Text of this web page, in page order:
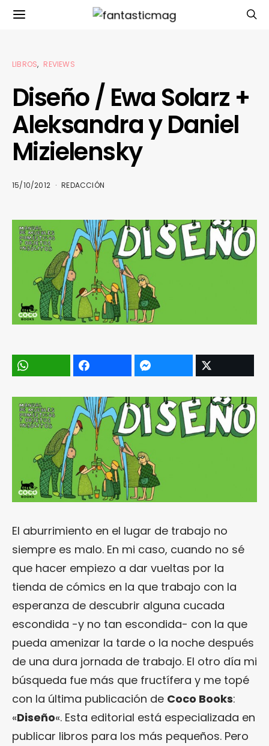
LIBROS REVIEWS
Diseño / Ewa Solarz +
Aleksandra y Daniel
Mizielensky
15/10/2012 REDACCIÓN
El aburrimiento en el lugar de trabajo no
siempre es malo. En mi caso, cuando no sé
que hacer empiezo a dar vueltas por la
tienda de cómics en la que trabajo con la
esperanza de descubrir alguna cucada
escondida -y no tan escondida- con la que
pueda amenizar la tarde o la noche después
de una dura jornada de trabajo. El otro día mi
búsqueda fue más que fructífera y me topé
con la última publicación de Coco Books:
«Diseño«. Esta editorial está especializada en
publicar libros para los más pequeños. Pero